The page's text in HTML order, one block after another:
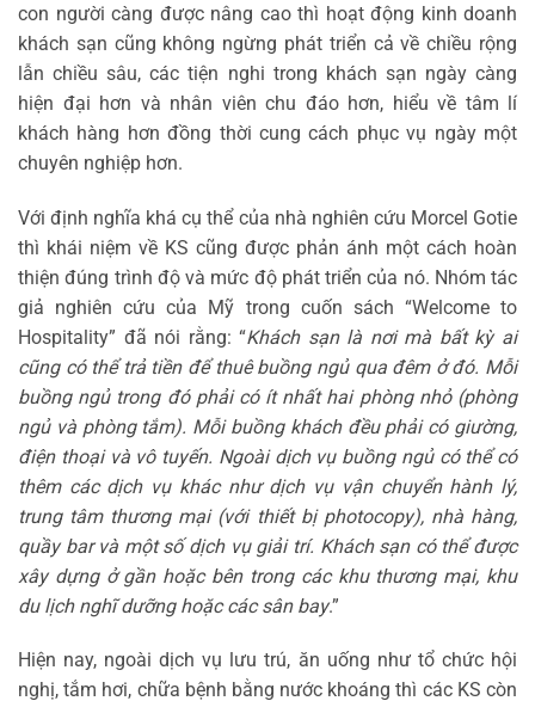
con người càng được nâng cao thì hoạt động kinh doanh
khách sạn cũng không ngừng phát triển cả về chiều rộng
lẫn chiều sâu, các tiện nghi trong khách sạn ngày càng
hiện đại hơn và nhân viên chu đáo hơn, hiểu về tâm lí
khách hàng hơn đồng thời cung cách phục vụ ngày một
chuyên nghiệp hơn.
Với định nghĩa khá cụ thể của nhà nghiên cứu Morcel Gotie
thì khái niệm về KS cũng được phản ánh một cách hoàn
thiện đúng trình độ và mức độ phát triển của nó. Nhóm tác
giả nghiên cứu của Mỹ trong cuốn sách “Welcome to
Hospitality” đã nói rằng: “Khách sạn là nơi mà bất kỳ ai
cũng có thể trả tiền để thuê buồng ngủ qua đêm ở đó. Mỗi
buồng ngủ trong đó phải có ít nhất hai phòng nhỏ (phòng
ngủ và phòng tắm). Mỗi buồng khách đều phải có giường,
điện thoại và vô tuyến. Ngoài dịch vụ buồng ngủ có thể có
thêm các dịch vụ khác như dịch vụ vận chuyển hành lý,
trung tâm thương mại (với thiết bị photocopy), nhà hàng,
quầy bar và một số dịch vụ giải trí. Khách sạn có thể được
xây dựng ở gần hoặc bên trong các khu thương mại, khu
du lịch nghĩ dưỡng hoặc các sân bay.”
Hiện nay, ngoài dịch vụ lưu trú, ăn uống như tổ chức hội
nghị, tắm hơi, chữa bệnh bằng nước khoáng thì các KS còn